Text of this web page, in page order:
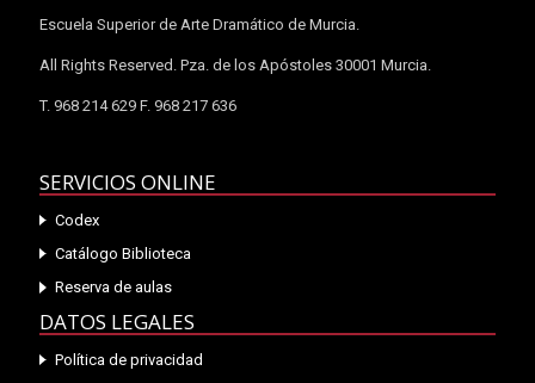
Escuela Superior de Arte Dramático de Murcia.
All Rights Reserved. Pza. de los Apóstoles 30001 Murcia.
T. 968 214 629 F. 968 217 636
SERVICIOS ONLINE
Codex
Catálogo Biblioteca
Reserva de aulas
DATOS LEGALES
Política de privacidad